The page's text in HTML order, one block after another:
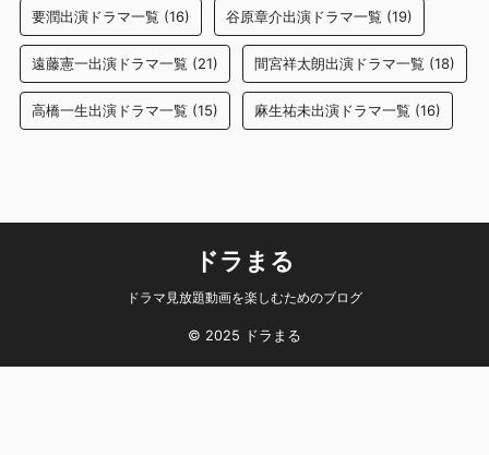
要潤出演ドラマ一覧 (16) 谷原章介出演ドラマ一覧 (19)
遠藤憲一出演ドラマ一覧 (21) 間宮祥太朗出演ドラマ一覧 (18)
高橋一生出演ドラマ一覧 (15) 麻生祐未出演ドラマ一覧 (16)
ドラまる
ドラマ見放題動画を楽しむためのブログ
© 2025 ドラまる